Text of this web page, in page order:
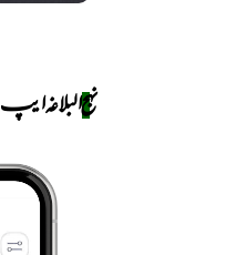
نهج البلاغه ایپ